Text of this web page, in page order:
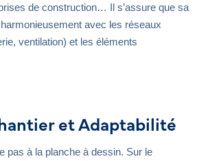
de construction… Il s’assure que sa
avec les réseaux
ventilation) et les éléments
et Adaptabilité
pas à la planche à dessin. Sur le